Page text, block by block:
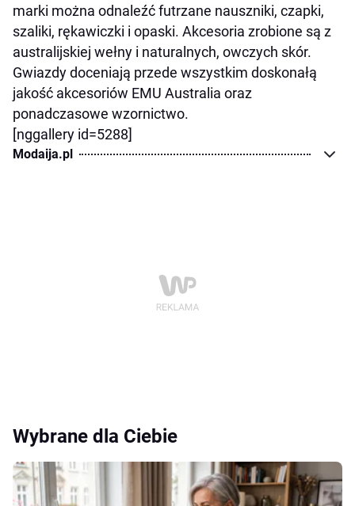
marki można odnaleźć futrzane nauszniki, czapki,
szaliki, rękawiczki i opaski. Akcesoria zrobione są z
australijskiej wełny i naturalnych, owczych skór.
Gwiazdy doceniają przede wszystkim doskonałą
jakość akcesoriów EMU Australia oraz
ponadczasowe wzornictwo.
[nggallery id=5288]
Modaija.pl
Wybrane dla Ciebie